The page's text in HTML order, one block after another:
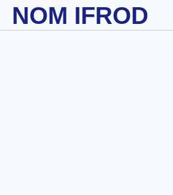
Skip to main content
NOM IFROD